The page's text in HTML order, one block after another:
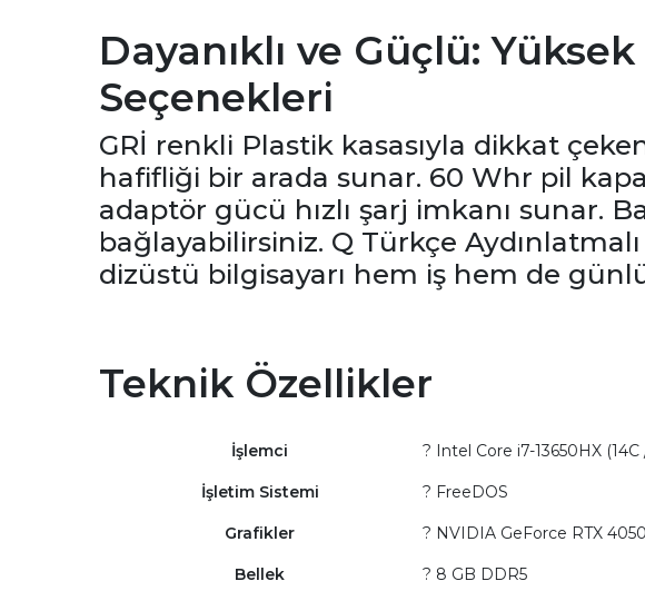
Dayanıklı ve Güçlü:
Seçenekleri
GRİ renkli Plastik kasasıyla dikkat
hafifliği bir arada sunar. 60 Whr pil
adaptör gücü hızlı şarj imkanı sunar.
bağlayabilirsiniz. Q Türkçe
dizüstü bilgisayarı hem iş hem de
Teknik Özellikler
İşlemci ? Intel Core i7-13650HX
İşletim Sistemi ? FreeDOS
Grafikler ? NVIDIA GeForce RTX
Bellek ? 8 GB DDR5